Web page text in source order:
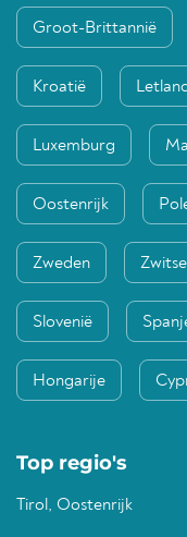
Groot-Brittannië
Kroatië
Luxemburg
Oostenrijk
Zweden
Slovenië
Hongarije
Top regio's
Tirol, Oostenrijk